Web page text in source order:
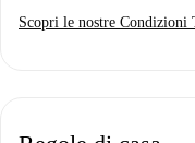
Scopri le nostre Condizioni